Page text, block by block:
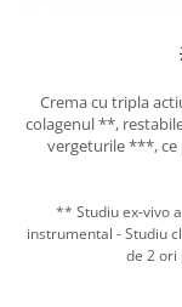
Crema cu tripla
colagenul **,
vergeturile ***, ce
** Studiu ex-vivo
instrumental - Studiu
de 2 ori